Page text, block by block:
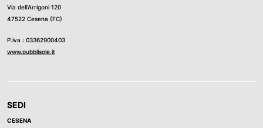
Via dell’Arrigoni 120
47522 Cesena (FC)
P.iva : 03362900403
www.pubblisole.it
SEDI
CESENA